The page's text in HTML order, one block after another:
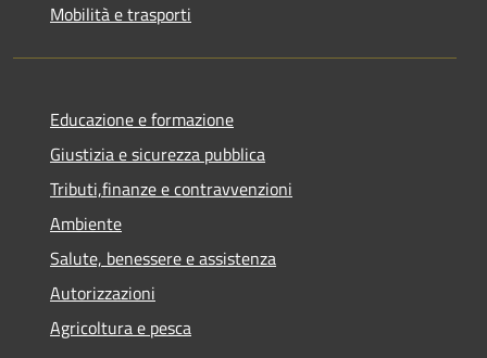
Mobilità e trasporti
Educazione e formazione
Giustizia e sicurezza pubblica
Tributi,finanze e contravvenzioni
Ambiente
Salute, benessere e assistenza
Autorizzazioni
Agricoltura e pesca